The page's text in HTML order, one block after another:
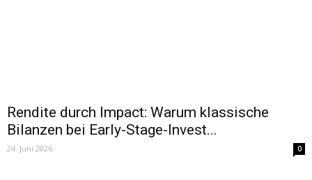
Rendite durch Impact: Warum klassische
Bilanzen bei Early-Stage-Invest...
24. Juni 2026 0